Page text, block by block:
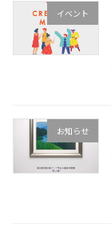
イベント
お知らせ